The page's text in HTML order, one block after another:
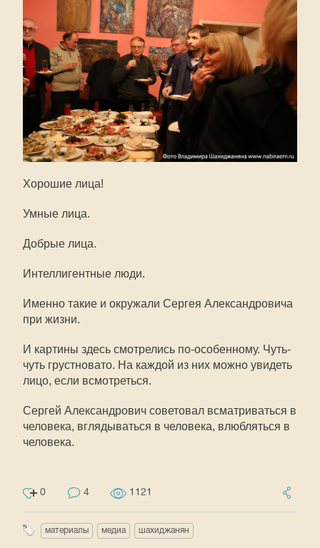
Хорошие лица!
Умные лица.
Добрые лица.
Интеллигентные люди.
Именно такие и окружали Сергея Александровича
при жизни.
И картины здесь смотрелись по-особенному. Чуть-
чуть грустновато. На каждой из них можно увидеть
лицо, если всмотреться.
Сергей Александрович советовал всматриваться в
человека, вглядываться в человека, влюбляться в
человека.
0 4 1121
материалы медиа шахиджанян